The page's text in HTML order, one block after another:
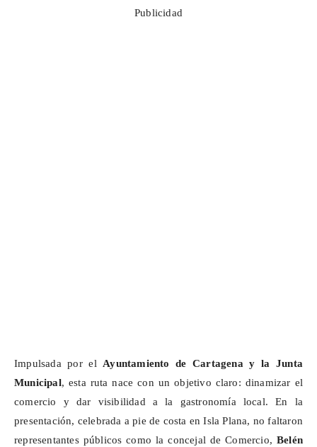
Publicidad
Impulsada por el Ayuntamiento de Cartagena y la Junta
Municipal, esta ruta nace con un objetivo claro: dinamizar el
comercio y dar visibilidad a la gastronomía local. En la
presentación, celebrada a pie de costa en Isla Plana, no faltaron
representantes públicos como la concejal de Comercio, Belén